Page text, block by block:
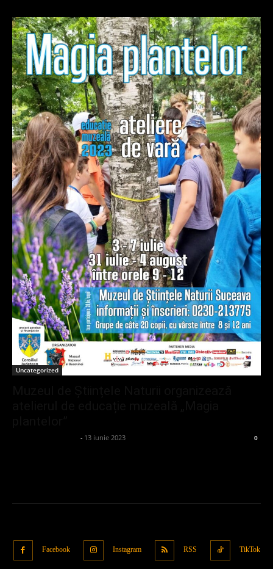
Uncategorized
- 13 iunie 2023 0
Facebook Instagram RSS TikTok